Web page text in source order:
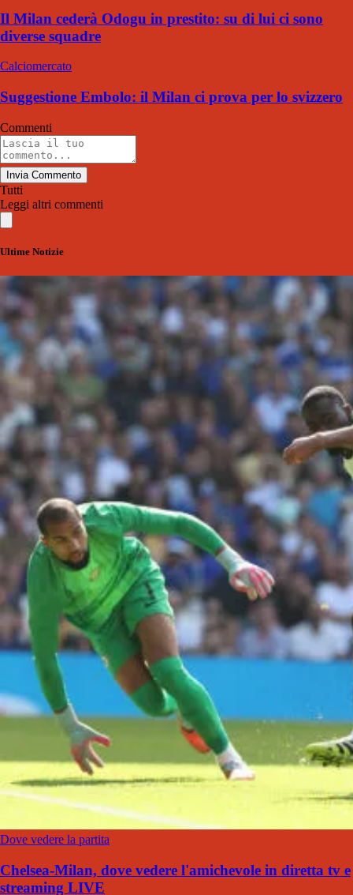
Il Milan cederà Odogu in prestito: su di lui ci sono
diverse squadre
Calciomercato
Suggestione Embolo: il Milan ci prova per lo svizzero
Commenti
Invia Commento
Tutti
Leggi altri commenti
Ultime Notizie
Dove vedere la partita
Chelsea-Milan, dove vedere l'amichevole in diretta tv e
streaming LIVE